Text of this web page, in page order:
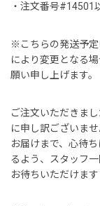
・注文番号#14501
※こちらの発送予定
により変更となる
願い申し上げます。
ご注文いただきま
に申し訳ございませ
お届けまで、心待
るよう、スタッフ
お待ちいただけます